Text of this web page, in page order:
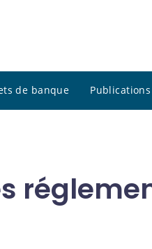
de banque Publications